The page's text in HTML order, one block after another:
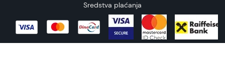
Sredstva plaćanja